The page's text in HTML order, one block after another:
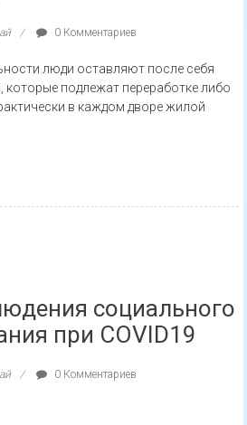
0 Комментариев
люди оставляют после себя
которые подлежат переработке либо
в каждом дворе жилой
социального
при COVID19
0 Комментариев